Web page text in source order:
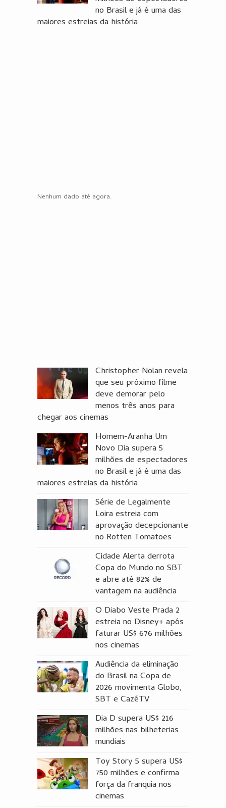
no Brasil e já é uma das
maiores estreias da história
Nenhum dado até agora.
Christopher Nolan revela
que seu próximo filme
deve demorar pelo
menos três anos para
chegar aos cinemas
Homem-Aranha Um
Novo Dia supera 5
milhões de espectadores
no Brasil e já é uma das
maiores estreias da história
Série de Legalmente
Loira estreia com
aprovação decepcionante
no Rotten Tomatoes
Cidade Alerta derrota
Copa do Mundo no SBT
e abre até 82% de
vantagem na audiência
O Diabo Veste Prada 2
estreia no Disney+ após
faturar US$ 676 milhões
nos cinemas
Audiência da eliminação
do Brasil na Copa de
2026 movimenta Globo,
SBT e CazéTV
Dia D supera US$ 216
milhões nas bilheterias
mundiais
Toy Story 5 supera US$
750 milhões e confirma
força da franquia nos
cinemas